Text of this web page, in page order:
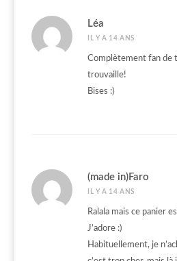
Léa
IL Y A 14 ANS
Complètement fan de
trouvaille!
Bises :)
(made in)Faro
IL Y A 14 ANS
Ralala mais ce panier
J’adore :)
Habituellement, je